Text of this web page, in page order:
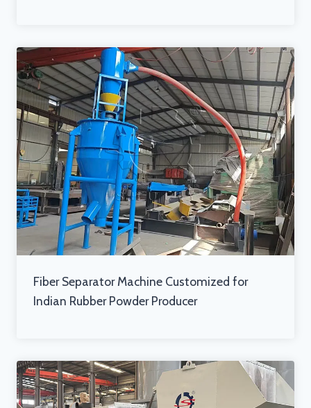
Fiber Separator Machine Customized for
Indian Rubber Powder Producer